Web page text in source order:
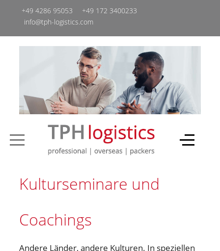
+49 4286 95053
+49 ‭172 3400233‬
info@tph-logistics.com
Kulturseminare und
Coachings
Andere Länder, andere Kulturen. In speziellen